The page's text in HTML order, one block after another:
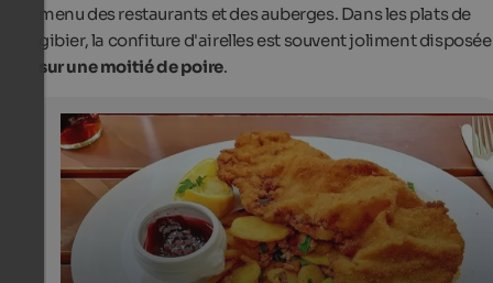
Cowberry Jam
In South Tyrol, Wiener schnitzel is usually served with
potatoes and cowberry jam.
Unsplash
menu des restaurants et des auberges. Dans les plats de
gibier, la confiture d'airelles est souvent joliment disposée
sur une moitié de poire.